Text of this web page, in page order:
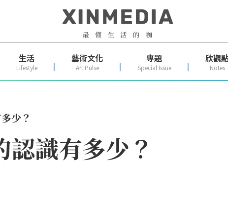
生活
Lifestyle
藝術文化
Art Pulse
專題
Special Issue
欣觀
Notes
少？
識有多少？